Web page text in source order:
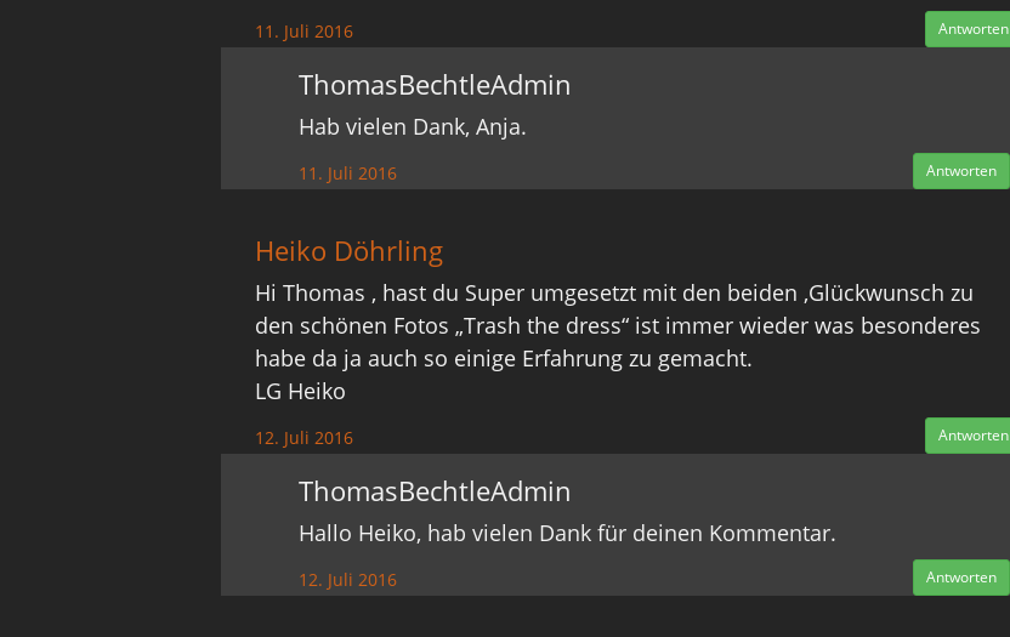
11. Juli 2016 Antworten
ThomasBechtleAdmin
Hab vielen Dank, Anja.
11. Juli 2016 Antworten
Heiko Döhrling
Hi Thomas , hast du Super umgesetzt mit den beiden ,Glückwunsch zu
den schönen Fotos „Trash the dress“ ist immer wieder was besonderes
habe da ja auch so einige Erfahrung zu gemacht.
LG Heiko
12. Juli 2016 Antworten
ThomasBechtleAdmin
Hallo Heiko, hab vielen Dank für deinen Kommentar.
12. Juli 2016 Antworten